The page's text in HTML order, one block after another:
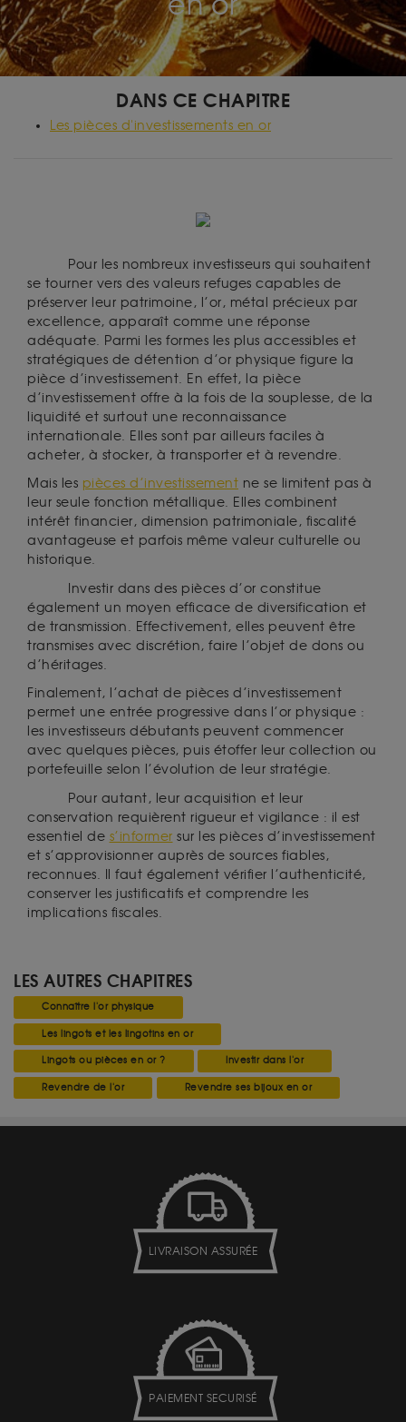
DANS CE CHAPITRE
Les pièces d'investissements en or
Pour les nombreux investisseurs qui souhaitent
se tourner vers des valeurs refuges capables de
préserver leur patrimoine, l’or, métal précieux par
excellence, apparaît comme une réponse
adéquate. Parmi les formes les plus accessibles et
stratégiques de détention d’or physique figure la
pièce d’investissement. En effet, la pièce
d’investissement offre à la fois de la souplesse, de la
liquidité et surtout une reconnaissance
internationale. Elles sont par ailleurs faciles à
acheter, à stocker, à transporter et à revendre.
Mais les pièces d’investissement ne se limitent pas à
leur seule fonction métallique. Elles combinent
intérêt financier, dimension patrimoniale, fiscalité
avantageuse et parfois même valeur culturelle ou
historique.
Investir dans des pièces d’or constitue
également un moyen efficace de diversification et
de transmission. Effectivement, elles peuvent être
transmises avec discrétion, faire l’objet de dons ou
d’héritages.
Finalement, l’achat de pièces d’investissement
permet une entrée progressive dans l’or physique :
les investisseurs débutants peuvent commencer
avec quelques pièces, puis étoffer leur collection ou
portefeuille selon l’évolution de leur stratégie.
Pour autant, leur acquisition et leur
conservation requièrent rigueur et vigilance : il est
essentiel de s’informer sur les pièces d’investissement
et s’approvisionner auprès de sources fiables,
reconnues. Il faut également vérifier l’authenticité,
conserver les justificatifs et comprendre les
implications fiscales.
LES AUTRES CHAPITRES
Connaître l'or physique
Les lingots et les lingotins en or
Lingots ou pièces en or ? Investir dans l'or
Revendre de l'or Revendre ses bijoux en or
LIVRAISON ASSURÉE
PAIEMENT SECURISÉ